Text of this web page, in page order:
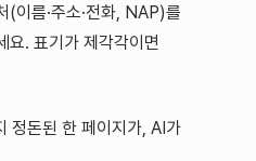
(이름·주소·전화, NAP)를
요. 표기가 제각각이면
정돈된 한 페이지가, AI가